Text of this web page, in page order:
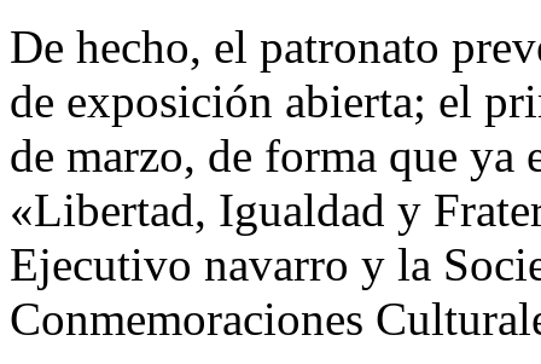
De hecho, el patronato
de exposición abierta; el
de marzo, de forma que ya
«Libertad, Igualdad y
Ejecutivo navarro y la
Conmemoraciones